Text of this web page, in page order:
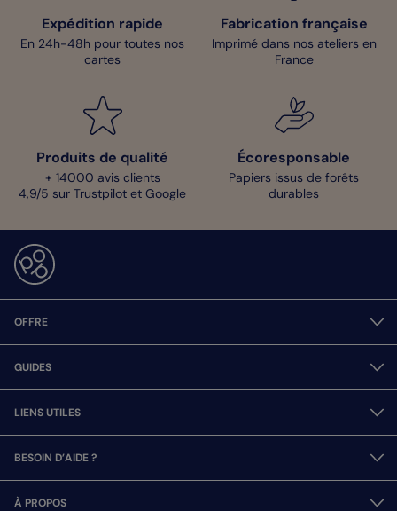
Expédition rapide
En 24h-48h pour toutes nos
cartes
Fabrication française
Imprimé dans nos ateliers en
France
Produits de qualité
+ 14000 avis clients
4,9/5 sur Trustpilot et Google
Écoresponsable
Papiers issus de forêts
durables
OFFRE
GUIDES
LIENS UTILES
BESOIN D’AIDE ?
À PROPOS